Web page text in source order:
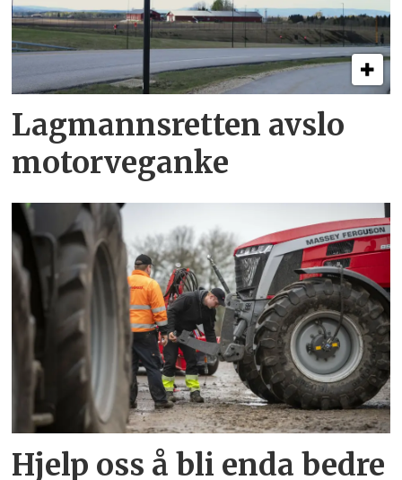
Lagmannsretten avslo
motorveganke
Hjelp oss å bli enda bedre